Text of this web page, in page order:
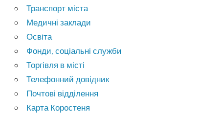
Транспорт міста
Медичні заклади
Освіта
Фонди, соціальні служби
Торгівля в місті
Телефонний довідник
Почтові відділення
Карта Коростеня